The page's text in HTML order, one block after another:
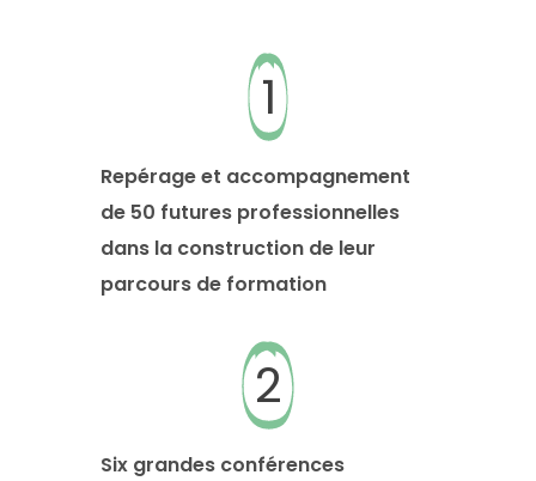
1
Repérage et accompagnement
de 50 futures professionnelles
dans la construction de leur
parcours de formation
2
Six grandes conférences